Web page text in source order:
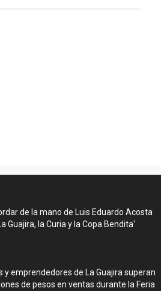
de la mano de Luis Eduardo Acosta
Guajira, la Curia y la Copa Bendita'
y emprendedores de La Guajira superan
de pesos en ventas durante la Feria